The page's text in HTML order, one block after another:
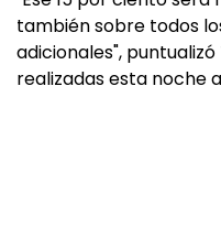
también sobre todos
adicionales",
realizadas esta noche